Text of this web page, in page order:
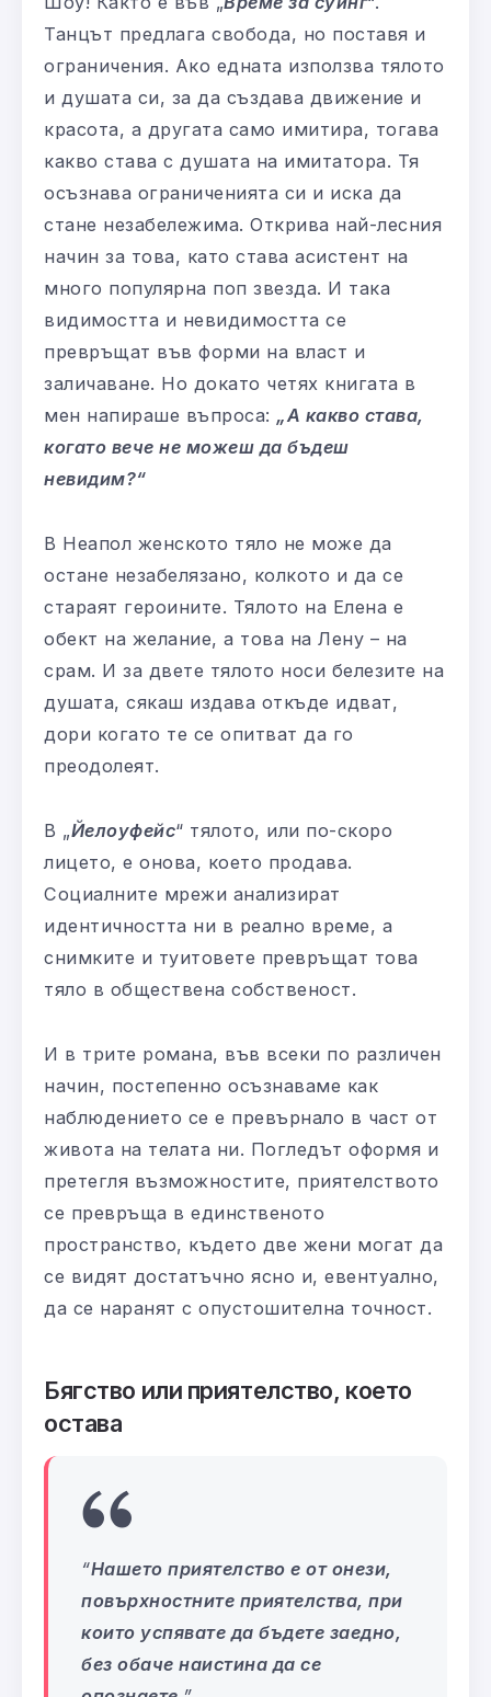
Танцът предлага свобода, но поставя и
ограничения. Ако едната използва тялото
и душата си, за да създава движение и
красота, а другата само имитира, тогава
какво става с душата на имитатора. Тя
осъзнава ограниченията си и иска да
стане незабележима. Открива най-лесния
начин за това, като става асистент на
много популярна поп звезда. И така
видимостта и невидимостта се
превръщат във форми на власт и
заличаване. Но докато четях книгата в
мен напираше въпроса: „А какво става,
когато вече не можеш да бъдеш
невидим?“
В Неапол женското тяло не може да
остане незабелязано, колкото и да се
стараят героините. Тялото на Елена е
обект на желание, а това на Лену – на
срам. И за двете тялото носи белезите на
душата, сякаш издава откъде идват,
дори когато те се опитват да го
преодолеят.
В „Йелоуфейс“ тялото, или по-скоро
лицето, е онова, което продава.
Социалните мрежи анализират
идентичността ни в реално време, а
снимките и туитовете превръщат това
тяло в обществена собственост.
И в трите романа, във всеки по различен
начин, постепенно осъзнаваме как
наблюдението се е превърнало в част от
живота на телата ни. Погледът оформя и
претегля възможностите, приятелството
се превръща в единственото
пространство, където две жени могат да
се видят достатъчно ясно и, евентуално,
да се наранят с опустошителна точност.
Бягство или приятелство, което
остава
“Нашето приятелство е от онези,
повърхностните приятелства, при
които успявате да бъдете заедно,
без обаче наистина да се